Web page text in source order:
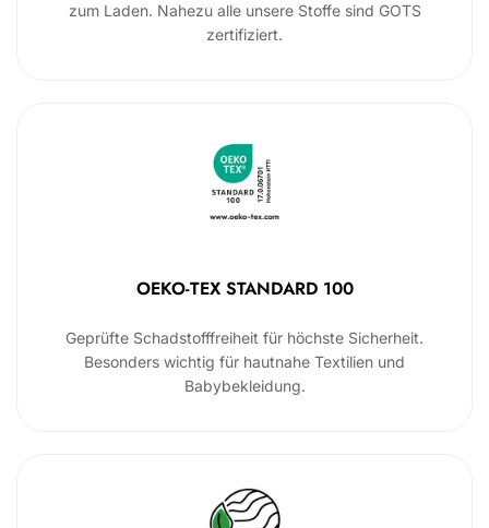
zum Laden. Nahezu alle unsere Stoffe sind GOTS
zertifiziert.
OEKO-TEX STANDARD 100
Geprüfte Schadstofffreiheit für höchste Sicherheit.
Besonders wichtig für hautnahe Textilien und
Babybekleidung.